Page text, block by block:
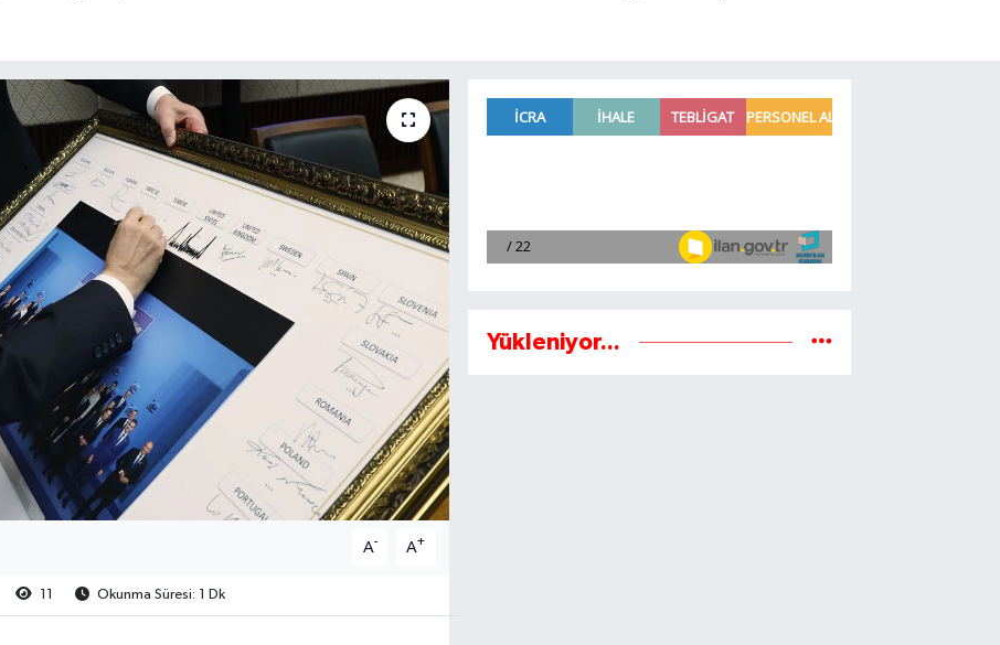
A- A+
Okunma Süresi: 1 Dk
Yükleniyor...